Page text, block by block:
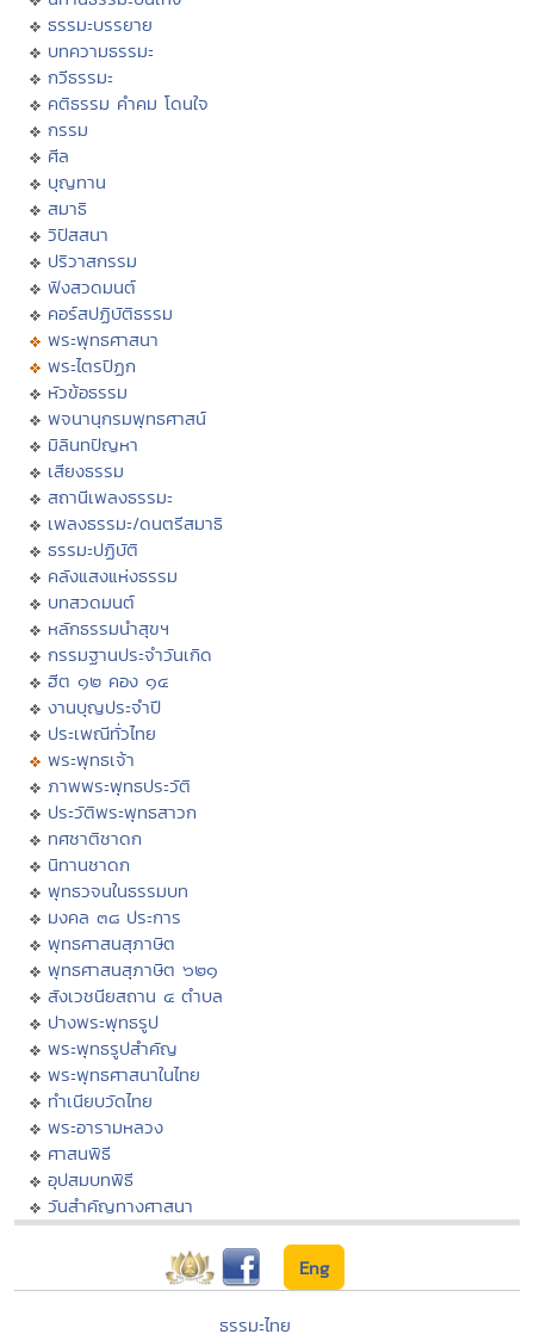
ธรรมะบรรยาย
บทความธรรมะ
กวีธรรมะ
คติธรรม คำคม โดนใจ
กรรม
ศีล
บุญทาน
สมาธิ
วิปัสสนา
ปริวาสกรรม
ฟังสวดมนต์
คอร์สปฏิบัติธรรม
พระพุทธศาสนา
พระไตรปิฏก
หัวข้อธรรม
พจนานุกรมพุทธศาสน์
มิลินทปัญหา
เสียงธรรม
สถานีเพลงธรรมะ
เพลงธรรมะ/ดนตรีสมาธิ
ธรรมะปฏิบัติ
คลังแสงแห่งธรรม
บทสวดมนต์
หลักธรรมนำสุขฯ
กรรมฐานประจำวันเกิด
ฮีต ๑๒ คอง ๑๔
งานบุญประจำปี
ประเพณีทั่วไทย
พระพุทธเจ้า
ภาพพระพุทธประวัติ
ประวัติพระพุทธสาวก
ทศชาติชาดก
นิทานชาดก
พุทธวจนในธรรมบท
มงคล ๓๘ ประการ
พุทธศาสนสุภาษิต
พุทธศาสนสุภาษิต ๖๒๑
สังเวชนียสถาน ๔ ตำบล
ปางพระพุทธรูป
พระพุทธรูปสำคัญ
พระพุทธศาสนาในไทย
ทำเนียบวัดไทย
พระอารามหลวง
ศาสนพิธี
อุปสมบทพิธี
วันสำคัญทางศาสนา
Eng
ธรรมะไทย